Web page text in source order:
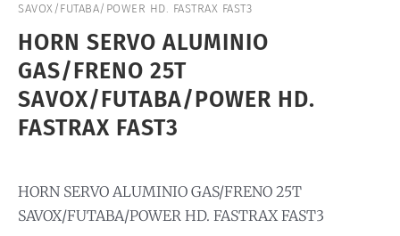
SAVOX/FUTABA/POWER HD. FASTRAX FAST3
HORN SERVO ALUMINIO
GAS/FRENO 25T
SAVOX/FUTABA/POWER HD.
FASTRAX FAST3
HORN SERVO ALUMINIO GAS/FRENO 25T
SAVOX/FUTABA/POWER HD. FASTRAX FAST3